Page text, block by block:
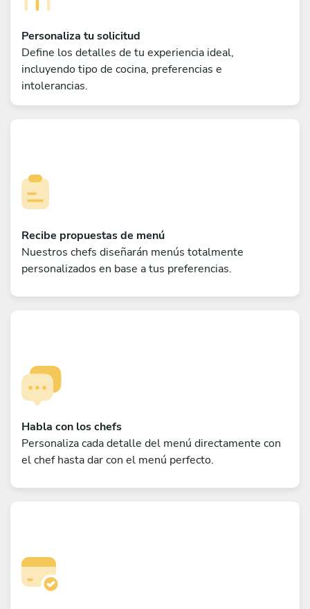
Personaliza tu solicitud
Define los detalles de tu experiencia ideal,
incluyendo tipo de cocina, preferencias e
intolerancias.
Recibe propuestas de menú
Nuestros chefs diseñarán menús totalmente
personalizados en base a tus preferencias.
Habla con los chefs
Personaliza cada detalle del menú directamente con
el chef hasta dar con el menú perfecto.